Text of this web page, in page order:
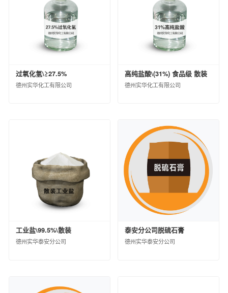
黎明化工研究设计院有限责任公司
昊华气体有限公司
中昊北方涂料工业研究设计院有限公司
德州实华化工有限公司
昊华宇航化工有限责任公司
黑龙江昊华化工有限公司
西南化工研究设计院有限公司
锦西化工研究院有限公司
中国化工集团曙光橡胶工业研究设计院有限
公司
山纳合成橡胶有限责任公司
北京市碳纤维工程技术研究中心
兰州蓝星纤维有限公司
中国化工株洲橡胶研究设计院有限公司
过氧化氢\≥27.5%
德州实华化工有限公司
高纯盐酸\(31%) 食品级 散装
德州实华化工有限公司
工业盐\99.5%\散装
德州实华泰安分公司
泰安分公司脱硫石膏
德州实华泰安分公司